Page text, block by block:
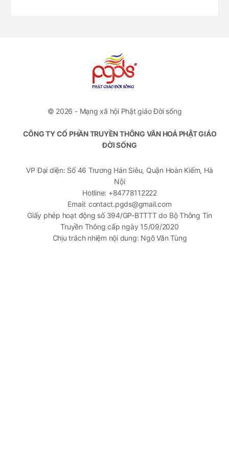
© 2026 - Mạng xã hội Phật giáo Đời sống
CÔNG TY CỔ PHẦN TRUYỀN THÔNG VĂN HOÁ PHẬT GIÁO
ĐỜI SỐNG
VP Đại diện: Số 46 Trương Hán Siêu, Quận Hoàn Kiếm, Hà
Nội
Hotline: +84778112222
Email: contact.pgds@gmail.com
Giấy phép hoạt động số 394/GP-BTTTT do Bộ Thông Tin
Truyền Thông cấp ngày 15/09/2020
Chịu trách nhiệm nội dung: Ngô Văn Tùng